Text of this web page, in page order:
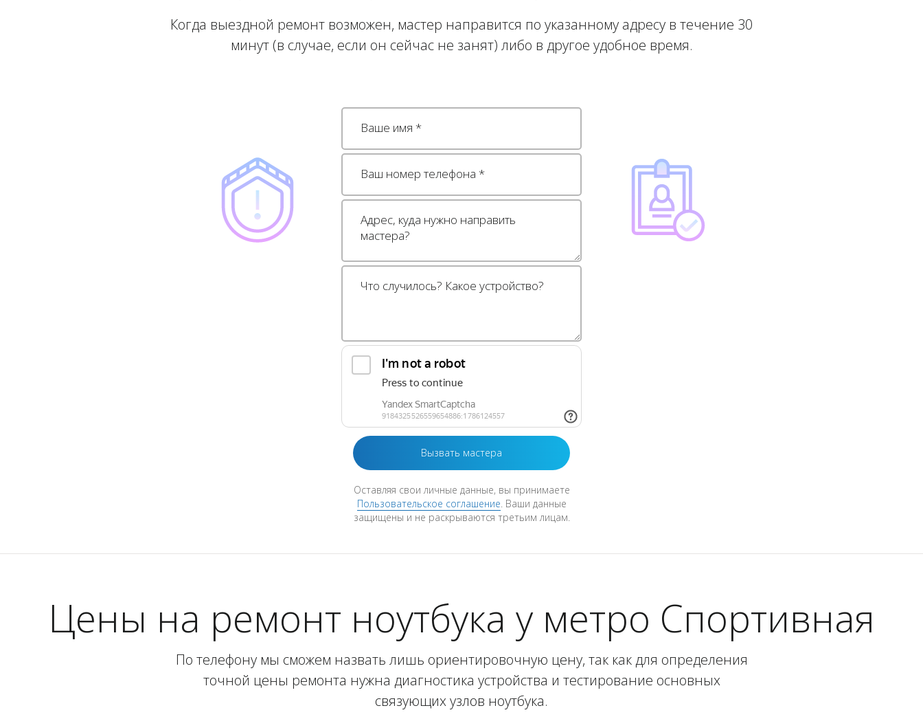
Когда выездной ремонт возможен, мастер направится по указанному адресу в течение 30
минут (в случае, если он сейчас не занят) либо в другое удобное время.
Оставляя свои личные данные, вы принимаете
Пользовательское соглашение. Ваши данные
защищены и не раскрываются третьим лицам.
Цены на ремонт ноутбука у метро Спортивная
По телефону мы сможем назвать лишь ориентировочную цену, так как для определения
точной цены ремонта нужна диагностика устройства и тестирование основных
связующих узлов ноутбука.